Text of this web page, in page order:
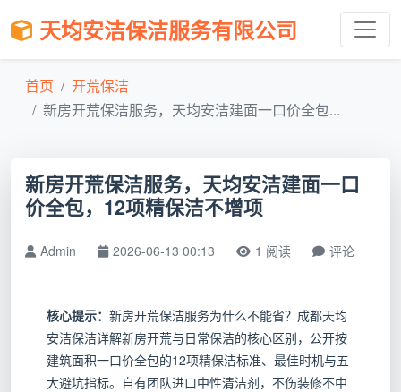
天均安洁保洁服务有限公司
首页
开荒保洁
新房开荒保洁服务，天均安洁建面一口价全包...
新房开荒保洁服务，天均安洁建面一口
价全包，12项精保洁不增项
Admin 2026-06-13 00:13 1 阅读 评论
核心提示： 新房开荒保洁服务为什么不能省？成都天均
安洁保洁详解新房开荒与日常保洁的核心区别，公开按
建筑面积一口价全包的12项精保洁标准、最佳时机与五
大避坑指标。自有团队进口中性清洁剂，不伤装修不中